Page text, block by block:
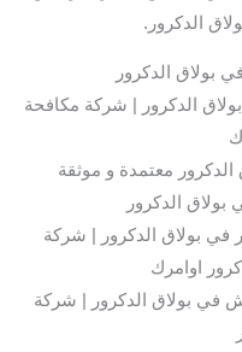
الدكرور.
الدكرور
الدكرور | شركة مكافحة
معتمدة و موثقة
الدكرور
في بولاق الدكرور | شركة
اوامرك
في بولاق الدكرور | شركة